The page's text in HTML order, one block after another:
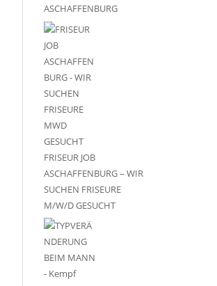
ASCHAFFENBURG
FRISEUR JOB
ASCHAFFENBURG – WIR
SUCHEN FRISEURE
M/W/D GESUCHT